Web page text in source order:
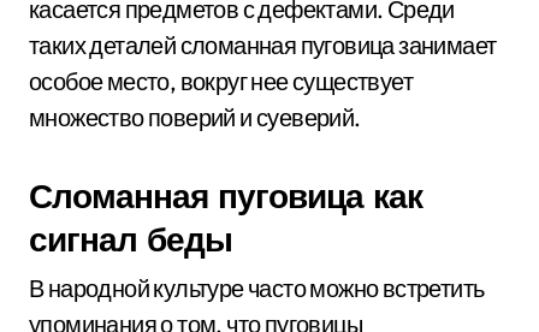
касается предметов с дефектами. Среди
таких деталей сломанная пуговица занимает
особое место, вокруг нее существует
множество поверий и суеверий.
Сломанная пуговица как
сигнал беды
В народной культуре часто можно встретить
упоминания о том, что пуговицы